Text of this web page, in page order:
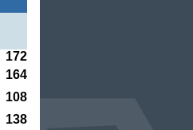
172
164
108
138